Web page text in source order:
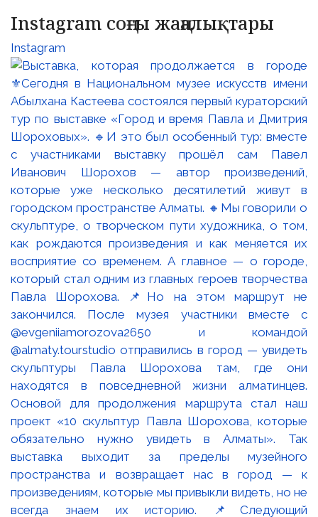
Instagram соңғы жаңалықтары
Instagram